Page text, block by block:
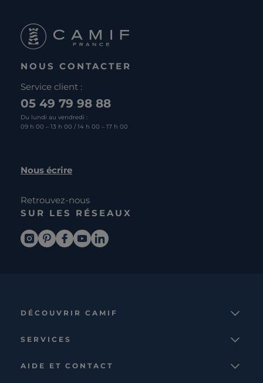
NOUS CONTACTER
Service client :
05 49 79 98 88
Du lundi au vendredi :
09 h 00 – 13 h 00 / 14 h 00 – 17 h 00
Nous écrire
Retrouvez-nous
SUR LES RÉSEAUX
DÉCOUVRIR CAMIF
Nos collections
SERVICES
AIDE ET CONTACT